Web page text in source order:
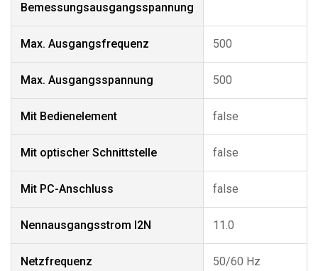
Bemessungsausgangsspannung
Max. Ausgangsfrequenz 500
Max. Ausgangsspannung 500
Mit Bedienelement false
Mit optischer Schnittstelle false
Mit PC-Anschluss false
Nennausgangsstrom I2N 11.0
Netzfrequenz 50/60 Hz